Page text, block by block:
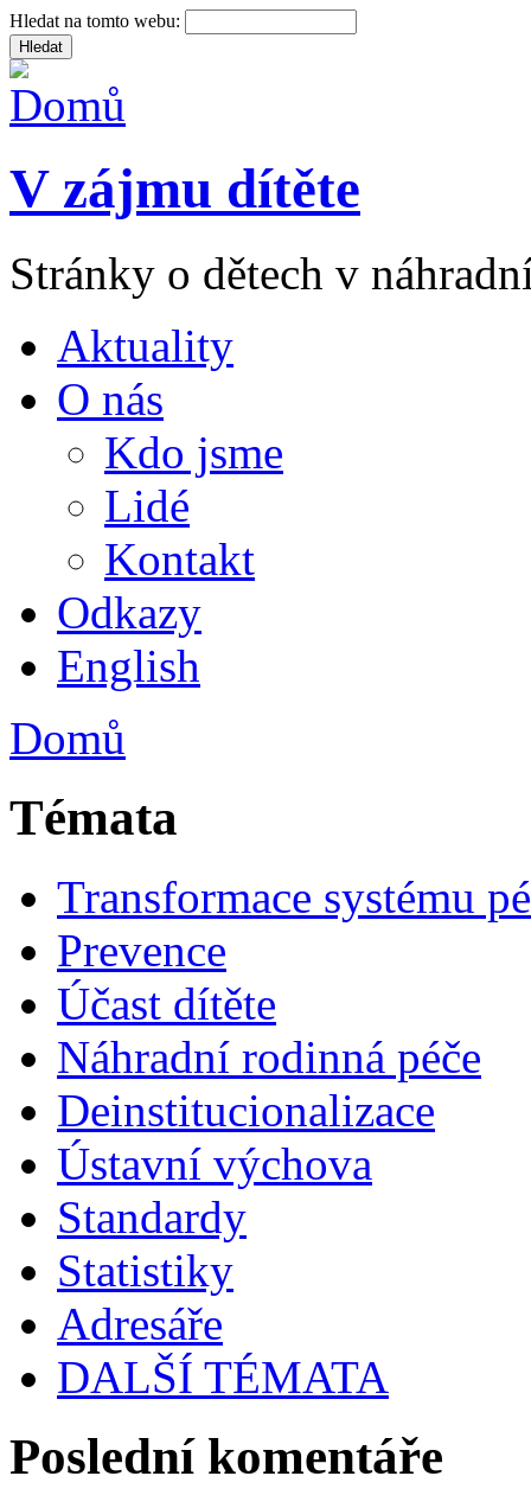
Hledat na tomto webu:
V zájmu dítěte
Stránky o dětech v
Aktuality
O nás
Kdo jsme
Lidé
Kontakt
Odkazy
English
Domů
Témata
Transformace systému
Prevence
Účast dítěte
Náhradní rodinná péče
Deinstitucionalizace
Ústavní výchova
Standardy
Statistiky
Adresáře
DALŠÍ TÉMATA
Poslední komentáře